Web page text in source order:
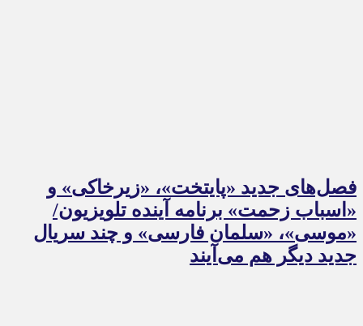
فصل‌های جدید «پایتخت»، «زیرخاکی» و
«اسباب زحمت» برنامه آینده تلویزیون/
«موسی»، «سلمان فارسی» و چند سریال
جدید دیگر هم می‌آیند